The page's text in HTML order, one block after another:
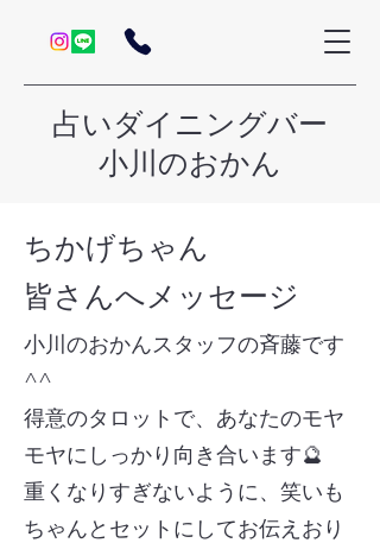
占いダイニングバー
小川のおかん
ちかげちゃん
皆さんへメッセージ
小川のおかんスタッフの斉藤です
^^
得意のタロットで、あなたのモヤ
モヤにしっかり向き合います🔮
重くなりすぎないように、笑いも
ちゃんとセットにしてお伝えおり